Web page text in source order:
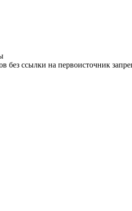
без ссылки на первоисточник